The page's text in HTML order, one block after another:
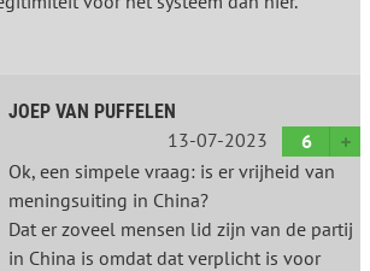
JOEP VAN PUFFELEN
13-07-2023
6
Ok, een simpele vraag: is er vrijheid van
meningsuiting in China?
Dat er zoveel mensen lid zijn van de partij
in China is omdat dat verplicht is voor